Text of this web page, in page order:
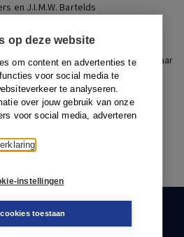
op deze website
om content en advertenties te
voor social media te
te analyseren.
over jouw gebruik van onze
voor social media, adverteren
instellingen
toestaan
en J.I.M.W. Bartelds
Billijke vergoeding, Ernstig verwijtbaar